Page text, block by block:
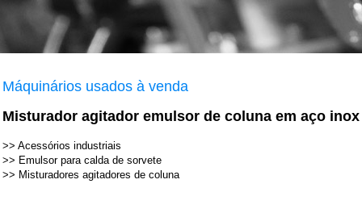
Máquinários usados à venda
Misturador agitador emulsor de coluna em aço inox
>> Acessórios industriais
>> Emulsor para calda de sorvete
>> Misturadores agitadores de coluna